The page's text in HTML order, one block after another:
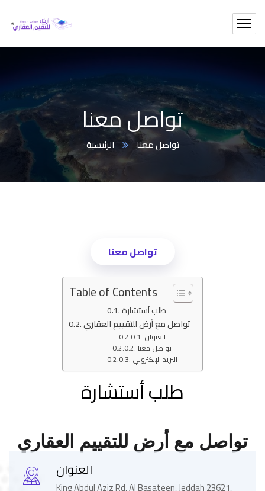
تواصل معنا
الرئيسية تواصل معنا
تواصل معنا
Table of Contents
طلب أستشارة
تواصل مع أرض للتقييم العقاري
العنوان
تواصل معنا
البريد الإلكتروني
طلب أستشارة
تواصل مع أرض للتقييم العقاري
العنوان